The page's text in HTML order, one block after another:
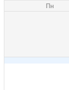
Пн